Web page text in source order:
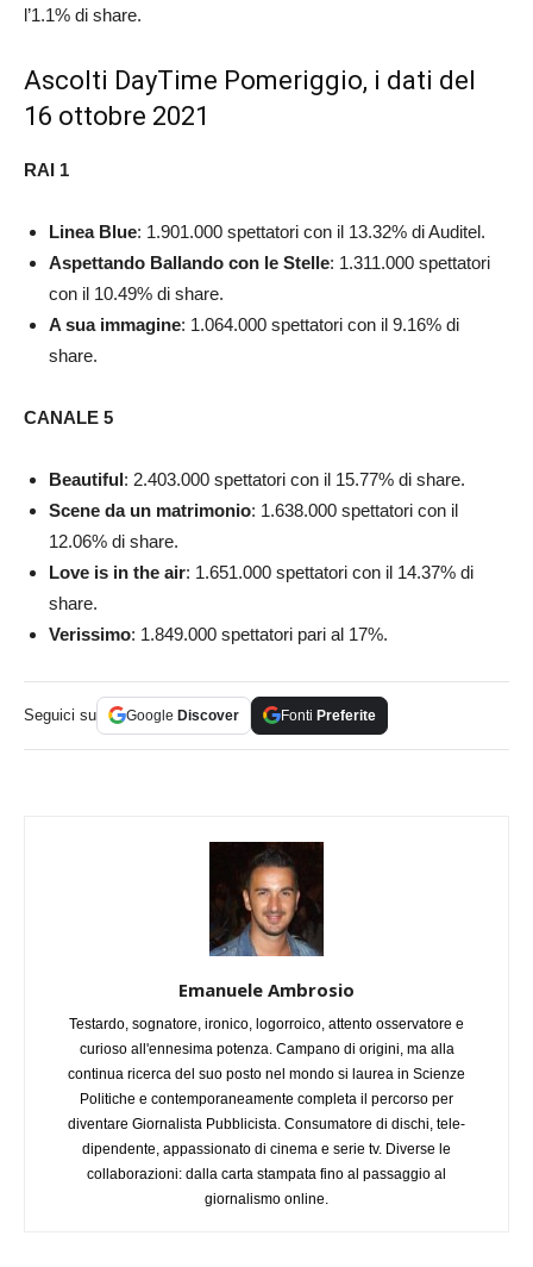
l’1.1% di share.
Ascolti DayTime Pomeriggio, i dati del
16 ottobre 2021
RAI 1
Linea Blue: 1.901.000 spettatori con il 13.32% di Auditel.
Aspettando Ballando con le Stelle: 1.311.000 spettatori
con il 10.49% di share.
A sua immagine: 1.064.000 spettatori con il 9.16% di
share.
CANALE 5
Beautiful: 2.403.000 spettatori con il 15.77% di share.
Scene da un matrimonio: 1.638.000 spettatori con il
12.06% di share.
Love is in the air: 1.651.000 spettatori con il 14.37% di
share.
Verissimo: 1.849.000 spettatori pari al 17%.
Seguici su Google Discover Fonti Preferite
Emanuele Ambrosio
Testardo, sognatore, ironico, logorroico, attento osservatore e
curioso all'ennesima potenza. Campano di origini, ma alla
continua ricerca del suo posto nel mondo si laurea in Scienze
Politiche e contemporaneamente completa il percorso per
diventare Giornalista Pubblicista. Consumatore di dischi, tele-
dipendente, appassionato di cinema e serie tv. Diverse le
collaborazioni: dalla carta stampata fino al passaggio al
giornalismo online.